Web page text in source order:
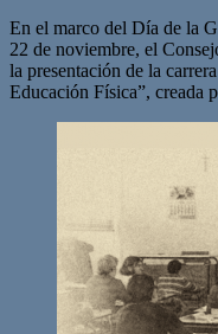
En el marco del Día de la
22 de noviembre, el
la presentación de la
Educación Física”, creada